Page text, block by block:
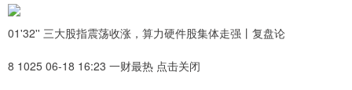
01'32'' 三大股指震荡收涨，算力硬件股集体走强丨复盘论
8 1025 06-18 16:23 一财最热 点击关闭